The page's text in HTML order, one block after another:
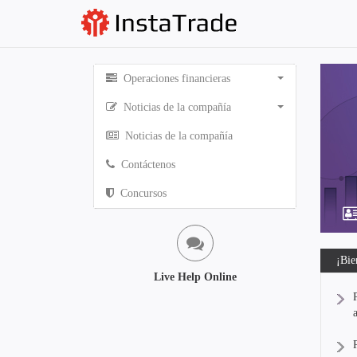
Operaciones financieras
Noticias de la compañía
Noticias de la compañía
Contáctenos
Concursos
Live Help Online